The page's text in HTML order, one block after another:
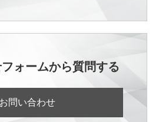
ォームから質問する
お問い合わせ